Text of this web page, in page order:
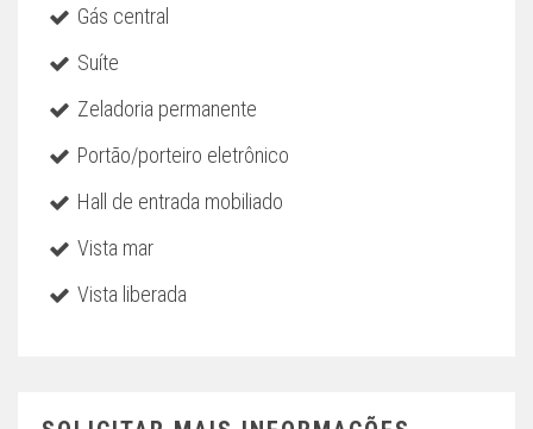
Gás central
Suíte
Zeladoria permanente
Portão/porteiro eletrônico
Hall de entrada mobiliado
Vista mar
Vista liberada